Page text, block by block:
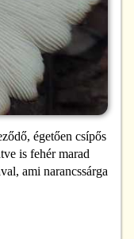
égetően csípős
is fehér marad
ami narancssárga